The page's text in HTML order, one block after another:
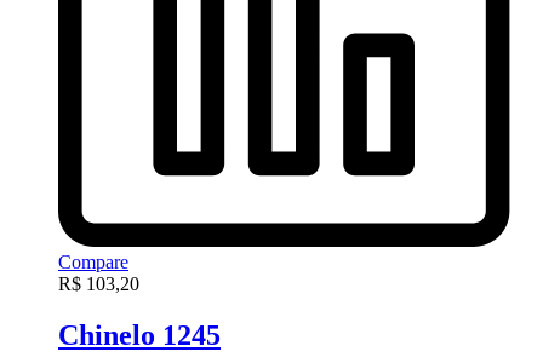
Compare
R$ 103,20
Chinelo 1245